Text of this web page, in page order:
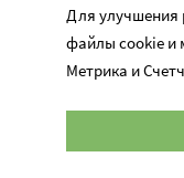
35 семей
денег на еду
Центру
чтобы закупить
Для улучшения
файлы cookie и
Метрика и